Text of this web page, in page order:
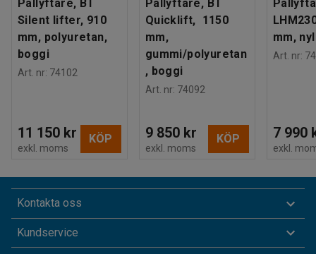
Pallyftare, BT
Silent lifter, 910
mm, polyuretan,
boggi
Art. nr: 74102
11 150 kr
exkl. moms
KÖP
Pallyftare, BT
Quicklift, 1150
mm,
gummi/polyuretan
, boggi
Art. nr: 74092
9 850 kr
exkl. moms
KÖP
mm,
Art. nr:
7 990
exkl.
Kontakta oss
Kundservice